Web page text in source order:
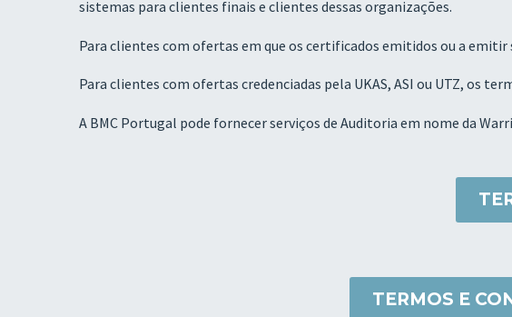
sistemas para clientes finais e clientes dessas organizações.
Para clientes com ofertas em que os certificados emitidos ou a emitir
Para clientes com ofertas credenciadas pela UKAS, ASI ou UTZ, os
A BMC Portugal pode fornecer serviços de Auditoria em nome da
TERMOS E